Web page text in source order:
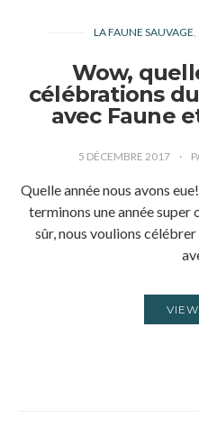
LA FAUNE SAUVAGE
Wow,
célébrations
avec Faune
5 DÉCEMBRE 2017
Quelle année nous avons
terminons une année
sûr, nous voulions